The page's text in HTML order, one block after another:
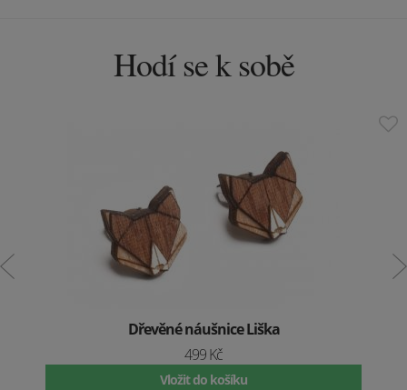
Hodí se k sobě
Dřevěné náušnice Liška
499 Kč
Vložit do košíku